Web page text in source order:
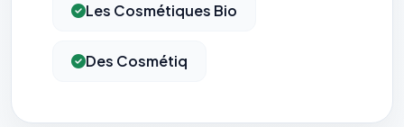
Les Cosmétiques Bio
Des Cosmétiq